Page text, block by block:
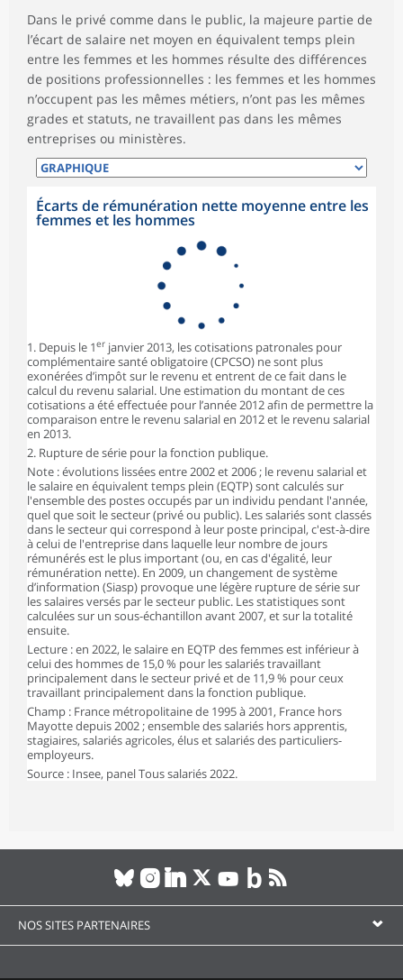
Dans le privé comme dans le public, la majeure partie de
l’écart de salaire net moyen en équivalent temps plein
entre les femmes et les hommes résulte des différences
de positions professionnelles : les femmes et les hommes
n’occupent pas les mêmes métiers, n’ont pas les mêmes
grades et statuts, ne travaillent pas dans les mêmes
entreprises ou ministères.
Écarts de rémunération nette moyenne entre les
femmes et les hommes
1. Depuis le 1er janvier 2013, les cotisations patronales pour
complémentaire santé obligatoire (CPCSO) ne sont plus
exonérées d’impôt sur le revenu et entrent de ce fait dans le
calcul du revenu salarial. Une estimation du montant de ces
cotisations a été effectuée pour l’année 2012 afin de permettre la
comparaison entre le revenu salarial en 2012 et le revenu salarial
en 2013.
2. Rupture de série pour la fonction publique.
Note : évolutions lissées entre 2002 et 2006 ; le revenu salarial et
le salaire en équivalent temps plein (EQTP) sont calculés sur
l'ensemble des postes occupés par un individu pendant l'année,
quel que soit le secteur (privé ou public). Les salariés sont classés
dans le secteur qui correspond à leur poste principal, c'est-à-dire
à celui de l'entreprise dans laquelle leur nombre de jours
rémunérés est le plus important (ou, en cas d'égalité, leur
rémunération nette). En 2009, un changement de système
d’information (Siasp) provoque une légère rupture de série sur
les salaires versés par le secteur public. Les statistiques sont
calculées sur un sous-échantillon avant 2007, et sur la totalité
ensuite.
Lecture : en 2022, le salaire en EQTP des femmes est inférieur à
celui des hommes de 15,0 % pour les salariés travaillant
principalement dans le secteur privé et de 11,9 % pour ceux
travaillant principalement dans la fonction publique.
Champ : France métropolitaine de 1995 à 2001, France hors
Mayotte depuis 2002 ; ensemble des salariés hors apprentis,
stagiaires, salariés agricoles, élus et salariés des particuliers-
employeurs.
Source : Insee, panel Tous salariés 2022.
NOS SITES PARTENAIRES